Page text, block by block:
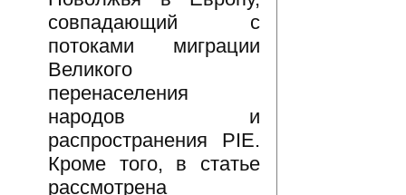
совпадающий с
потоками миграции
Великого
перенаселения
народов и
распространения PIE.
Кроме того, в статье
рассмотрена